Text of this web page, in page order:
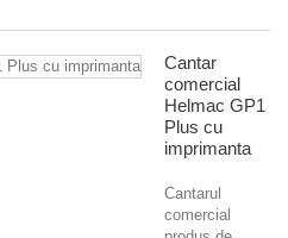
Cantar
comercial
Helmac GP1
Plus cu
imprimanta
Cantarul
comercial